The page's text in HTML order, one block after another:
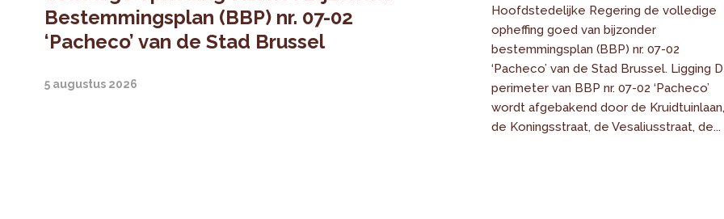
Bestemmingsplan (BBP) nr. 07-02
‘Pacheco’ van de Stad Brussel
5 augustus 2026
Hoofdstedelijke Regering de volledige
opheffing goed van bijzonder
bestemmingsplan (BBP) nr. 07-02
‘Pacheco’ van de Stad Brussel. Ligging
perimeter van BBP nr. 07-02 ‘Pacheco’
wordt afgebakend door de
de Koningsstraat, de Vesaliusstraat, de...